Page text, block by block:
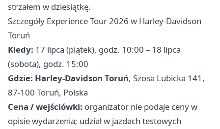
strzałem w dziesiątkę.
Szczegóły Experience Tour 2026 w Harley-Davidson
Toruń
Kiedy: 17 lipca (piątek), godz. 10:00 – 18 lipca
(sobota), godz. 15:00
Gdzie: Harley-Davidson Toruń, Szosa Lubicka 141,
87-100 Toruń, Polska
Cena / wejściówki: organizator nie podaje ceny w
opisie wydarzenia; udział w jazdach testowych